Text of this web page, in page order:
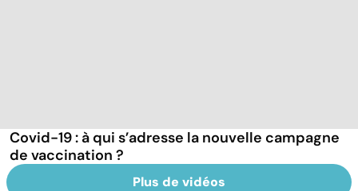
Covid-19 : à qui s’adresse la nouvelle campagne
de vaccination ?
Plus de vidéos